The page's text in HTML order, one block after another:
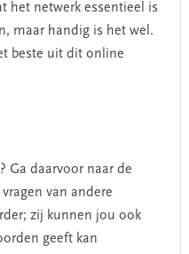
het netwerk essentieel is
maar handig is het wel.
beste uit dit online
Ga daarvoor naar de
van andere
zij kunnen jou ook
geeft kan